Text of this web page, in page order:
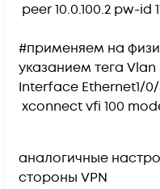
peer 10.0.100.2 pw-id
#применяем на
указанием тега Vlan
Interface Ethernet1/
xconnect vfi 100
аналогичные
стороны VPN